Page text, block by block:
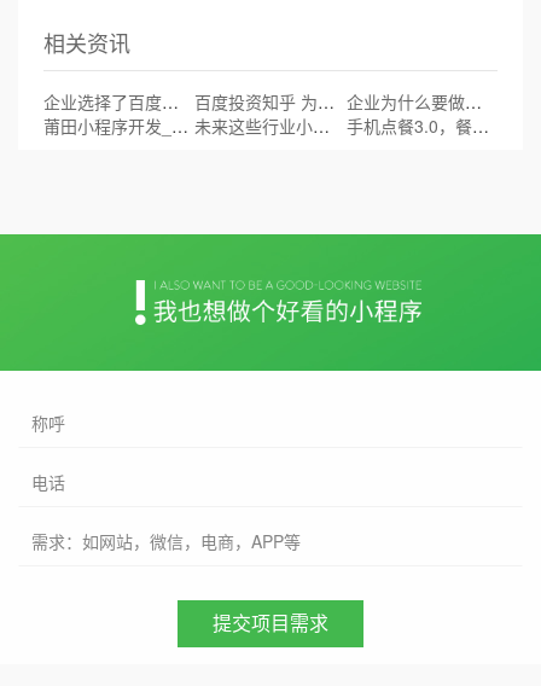
相关资讯
企业选择了百度智能小程序，这十条理由够了 百度投资知乎 为什么接入的方式是小程序？
企业为什么要做百度智能小程序？
莆田小程序开发_小程序给电商带来新机遇
未来这些行业小程序将普及 手机点餐3.0，餐饮业小程序你加入了吗?
称呼
电话
需求：如网站，微信，电商，APP等